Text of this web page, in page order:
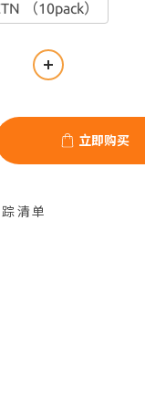
（10pack）
立即购买
清单